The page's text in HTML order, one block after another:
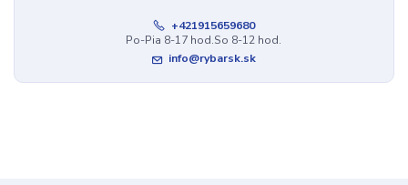
+421915659680
Po-Pia 8-17 hod.So 8-12 hod.
info@rybarsk.sk